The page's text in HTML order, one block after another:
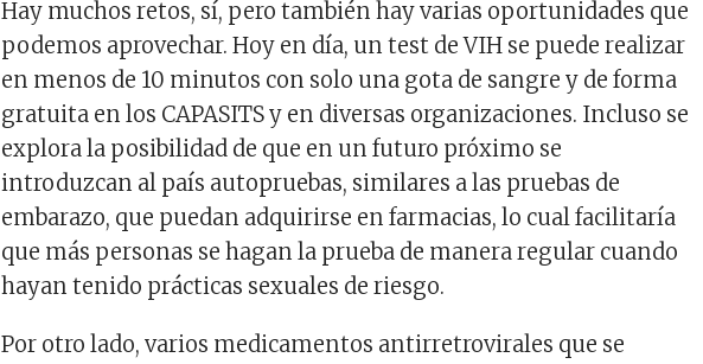
Hay muchos retos, sí, pero también hay varias oportunidades que
podemos aprovechar. Hoy en día, un test de VIH se puede realizar
en menos de 10 minutos con solo una gota de sangre y de forma
gratuita en los CAPASITS y en diversas organizaciones. Incluso se
explora la posibilidad de que en un futuro próximo se
introduzcan al país autopruebas, similares a las pruebas de
embarazo, que puedan adquirirse en farmacias, lo cual facilitaría
que más personas se hagan la prueba de manera regular cuando
hayan tenido prácticas sexuales de riesgo.
Por otro lado, varios medicamentos antirretrovirales que se